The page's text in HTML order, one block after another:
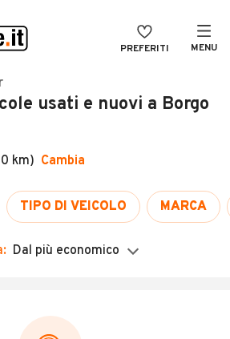
PREFERITI MENU
usati e nuovi a Borgo
km) Cambia
TIPO DI VEICOLO MARCA
Dal più economico